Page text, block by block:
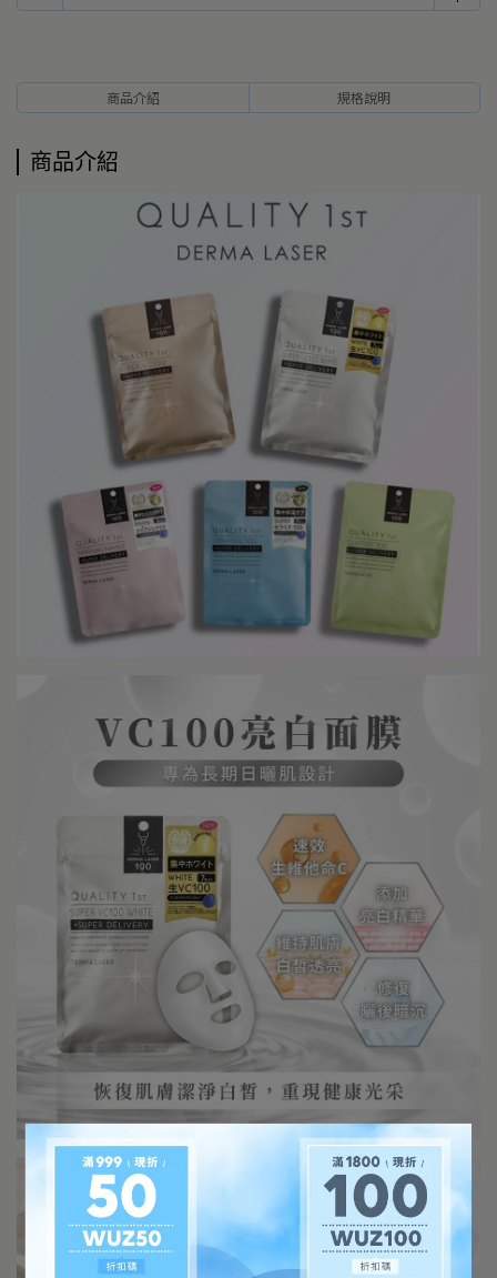
商品介紹 規格說明
商品介紹